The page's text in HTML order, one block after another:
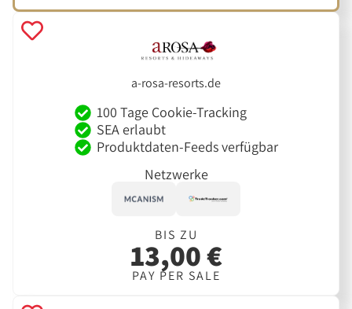
a-rosa-resorts.de
100 Tage Cookie-Tracking
SEA erlaubt
Produktdaten-Feeds verfügbar
Netzwerke
BIS ZU
13,00 €
PAY PER SALE